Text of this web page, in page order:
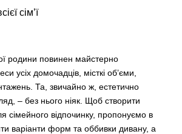
родини повинен майстерно
усіх домочадців, місткі об’єми,
Та, звичайно ж, естетично
– без нього ніяк. Щоб створити
сімейного відпочинку, пропонуємо в
варіанти форм та оббивки дивану, а